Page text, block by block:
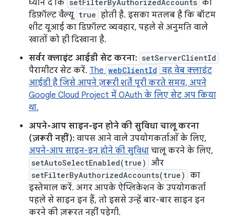
ध्यान दें कि setFilterByAuthorizedAccounts की
डिफ़ॉल्ट वैल्यू true होती है. इसका मतलब है कि बॉटम
शीट यूआई का डिफ़ॉल्ट व्यवहार, पहले से अनुमति वाले
खातों को ही दिखाना है.
सर्वर क्लाइंट आईडी सेट करना: setServerClientId
पैरामीटर सेट करें. The webClientId वह वेब क्लाइंट
आईडी है जिसे आपने ज़रूरी शर्तें पूरी करते समय, अपने
Google Cloud Project में OAuth के लिए सेट अप किया
था.
अपने-आप साइन-इन होने की सुविधा चालू करना
(ज़रूरी नहीं): वापस आने वाले उपयोगकर्ताओं के लिए,
अपने-आप साइन-इन होने की सुविधा चालू करने के लिए,
setAutoSelectEnabled(true) और
setFilterByAuthorizedAccounts(true) का
इस्तेमाल करें. अगर आपके ऐप्लिकेशन के उपयोगकर्ता
पहले से साइन इन हैं, तो इससे उन्हें बार-बार साइन इन
करने की ज़रूरत नहीं पड़ेगी.